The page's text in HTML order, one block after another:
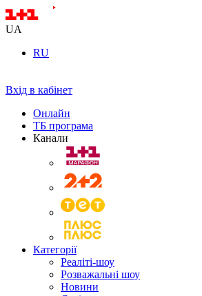
UA
RU
Вхід в кабінет
Онлайн
ТБ програма
Канали
Категорії
Реаліті-шоу
Розважальні шоу
Новини